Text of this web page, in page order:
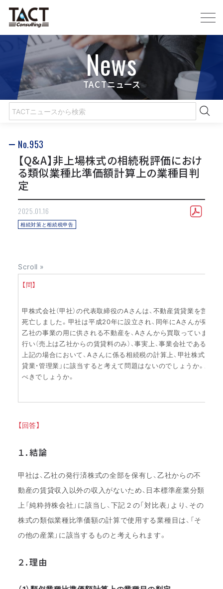
News
TACTニュース
No.953
【Q&A】非上場株式の相続税評価におけ
る類似業種比準価額計算上の業種目判
定
2025.01.16
相続対策と相続税申告
【問】
甲株式会社（甲社）の代表取締役のAさんは、不動産賃貸業を営
死亡しました。甲社は平成20年に設立され、同年にAさんが発行
乙社の事業の用に供される不動産を、Aさんから買取っています
行い（売上は乙社からの賃貸料のみ）、事実上、事業会社である乙
上記の場合において、Aさんに係る相続税の計算上、甲社株式を
貸業・管理業」に該当すると考えて問題はないのでしょうか。あ
べきでしょうか。
【回答】
１．結論
甲社は、乙社の発行済株式の全部を保有し、乙社からの不
動産の賃貸収入以外の収入がないため、日本標準産業分類
上「純粋持株会社」に該当し、下記２の「対比表」より、その
株式の類似業種比準価額の計算で使用する業種目は、「そ
の他の産業」に該当するものと考えられます。
２．理由